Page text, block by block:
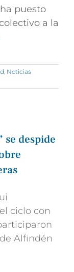
puesto
a la
, Noticias
se despide
ciclo con
Alfindén